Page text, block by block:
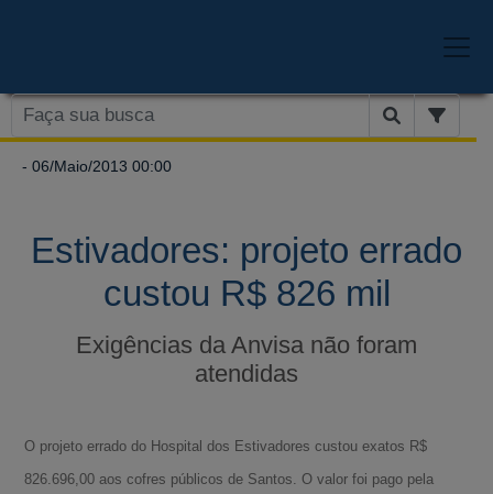
- 06/Maio/2013 00:00
Estivadores: projeto errado
custou R$ 826 mil
Exigências da Anvisa não foram
atendidas
O projeto errado do Hospital dos Estivadores custou exatos R$
826.696,00 aos cofres públicos de Santos. O valor foi pago pela